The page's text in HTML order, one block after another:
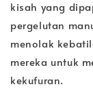
kisah yang
pergelutan
menolak
mereka untuk
kekufuran.